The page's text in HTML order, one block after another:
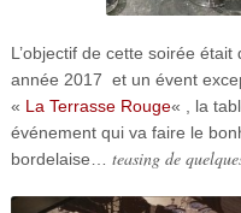
L’objectif de cette soirée
année 2017 et un évent
« La Terrasse Rouge« , la
événement qui va faire le
bordelaise… teasing de